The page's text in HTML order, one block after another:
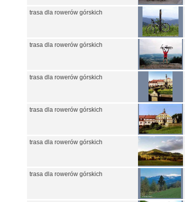
trasa dla rowerów górskich
trasa dla rowerów górskich
trasa dla rowerów górskich
trasa dla rowerów górskich
trasa dla rowerów górskich
trasa dla rowerów górskich